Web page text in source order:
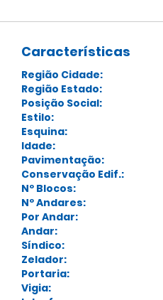
Características
Região Cidade:
Região Estado:
Posição Social:
Estilo:
Esquina:
Idade:
Pavimentação:
Conservação Edif.:
Nº Blocos:
Nº Andares:
Por Andar:
Andar:
Síndico:
Zelador:
Portaria:
Vigia: